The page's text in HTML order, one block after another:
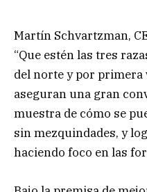
Martín Schvartzman,
“Que estén las tres
del norte y por primera
aseguran una gran
muestra de cómo se
sin mezquindades, y
haciendo foco en las